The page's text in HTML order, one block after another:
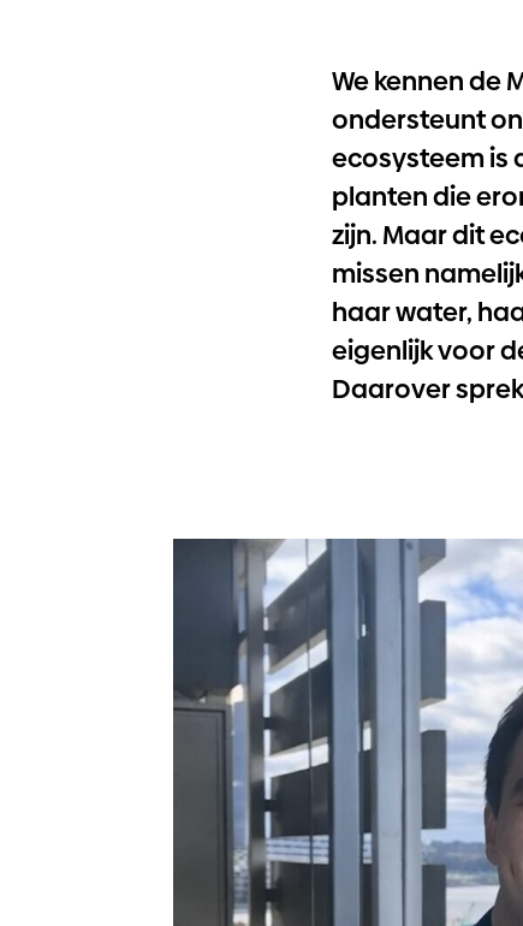
We kennen de
ondersteunt
ecosysteem is
planten die
zijn. Maar dit
missen
haar water,
eigenlijk voor
Daarover